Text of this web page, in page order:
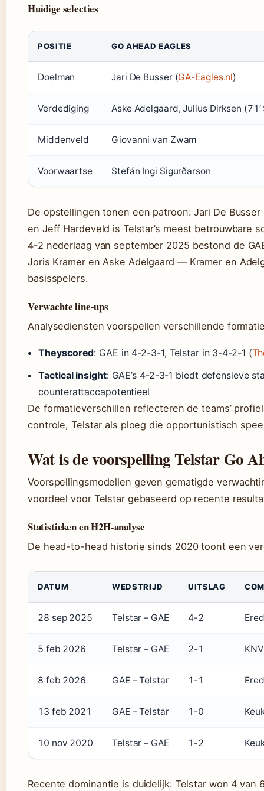
Huidige selecties
POSITIE GO AHEAD EAGLES
Doelman Jari De Busser (GA-Eagles.nl)
Verdediging Aske Adelgaard, Julius Dirksen
Middenveld Giovanni van Zwam
Voorwaartse Stefán Ingi Sigurðarson
De opstellingen tonen een patroon: Jari De
en Jeff Hardeveld is Telstar’s meest betrouwbare
4-2 nederlaag van september 2025 bestond de
Joris Kramer en Aske Adelgaard — Kramer en
basisspelers.
Verwachte line-ups
Analysediensten voorspellen verschillende
Theyscored: GAE in 4-2-3-1, Telstar in 3-4-2-1 (
Tactical insight: GAE’s 4-2-3-1 biedt defensieve
counterattaccapotentieel
De formatieverschillen reflecteren de teams’
controle, Telstar als ploeg die opportunistisch
Wat is de voorspelling Telstar Go
Voorspellingsmodellen geven gematigde
voordeel voor Telstar gebaseerd op recente
Statistieken en H2H-analyse
De head-to-head historie sinds 2020 toont een
DATUM WEDSTRIJD UITSLAG
28 sep 2025 Telstar – GAE 4-2
5 feb 2026 Telstar – GAE 2-1
8 feb 2026 GAE – Telstar 1-1
13 feb 2021 GAE – Telstar 1-0
10 nov 2020 Telstar – GAE 1-2
Recente dominantie is duidelijk: Telstar won 4